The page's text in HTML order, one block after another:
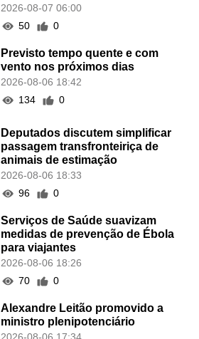
2026-08-07 06:00
50
0
Previsto tempo quente e com
vento nos próximos dias
2026-08-06 18:42
134
0
Deputados discutem simplificar
passagem transfronteiriça de
animais de estimação
2026-08-06 18:33
96
0
Serviços de Saúde suavizam
medidas de prevenção de Ébola
para viajantes
2026-08-06 18:26
70
0
Alexandre Leitão promovido a
ministro plenipotenciário